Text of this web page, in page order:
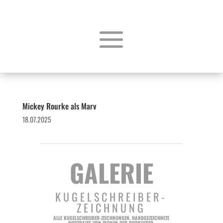
Mickey Rourke als Marv
18.07.2025
GALERIE
KUGELSCHREIBER-
ZEICHNUNG
ALLE KUGELSCHREIBER-ZEICHNUNGEN. HANDGEZEICHNETE